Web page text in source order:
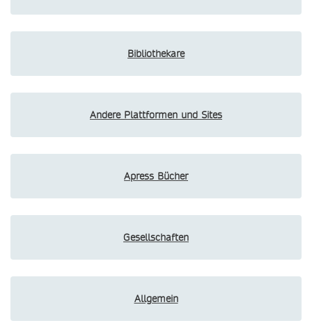
Bibliothekare
Andere Plattformen und Sites
Apress Bücher
Gesellschaften
Allgemein